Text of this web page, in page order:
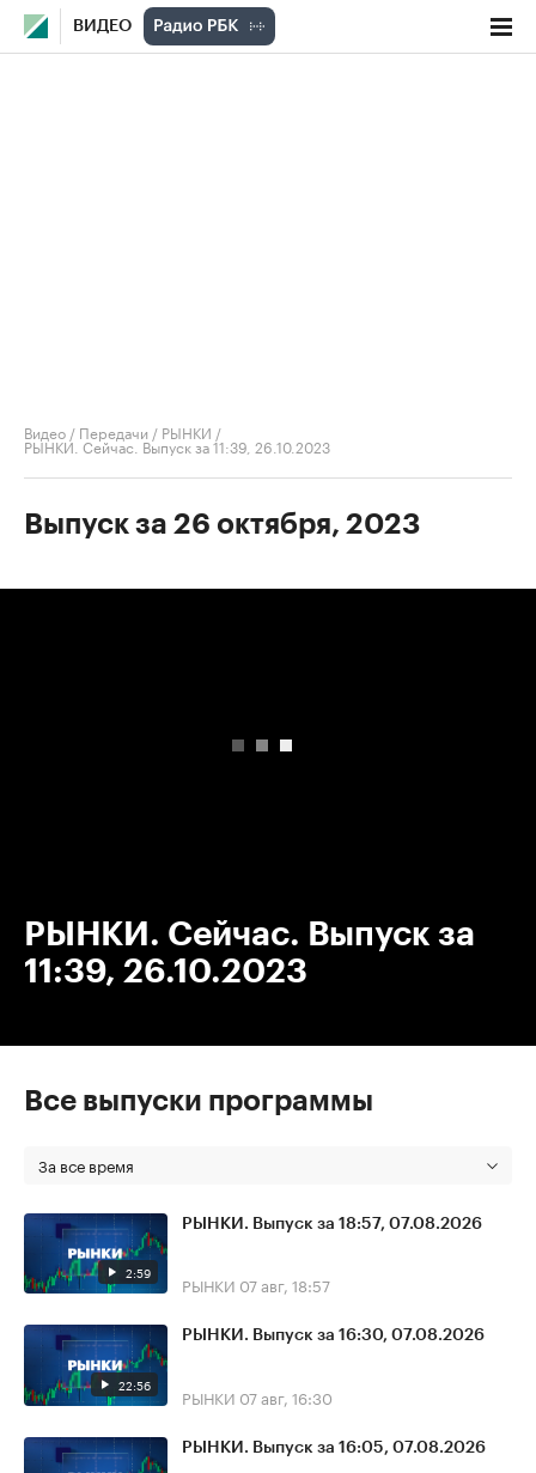
ВИДЕО
Видео / Передачи / РЫНКИ /
РЫНКИ. Сейчас. Выпуск за 11:39, 26.10.2023
Выпуск за 26 октября, 2023
РЫНКИ. Сейчас. Выпуск за
11:39, 26.10.2023
Все выпуски программы
За все время
2:59
РЫНКИ. Выпуск за 18:57, 07.08.2026
РЫНКИ 07 авг, 18:57
22:56
РЫНКИ. Выпуск за 16:30, 07.08.2026
РЫНКИ 07 авг, 16:30
РЫНКИ. Выпуск за 16:05, 07.08.2026